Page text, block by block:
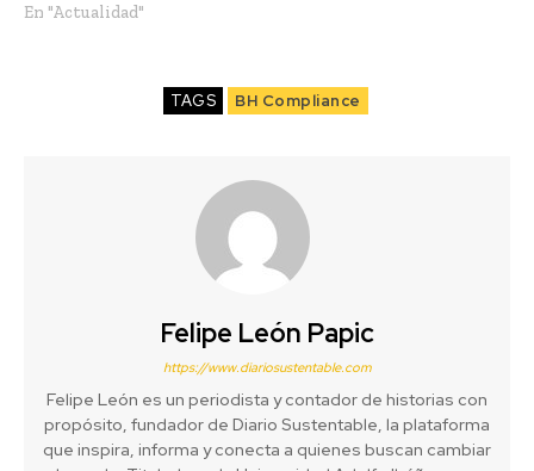
En "Actualidad"
TAGS BH Compliance
Felipe León Papic
https://www.diariosustentable.com
Felipe León es un periodista y contador de historias con
propósito, fundador de Diario Sustentable, la plataforma
que inspira, informa y conecta a quienes buscan cambiar